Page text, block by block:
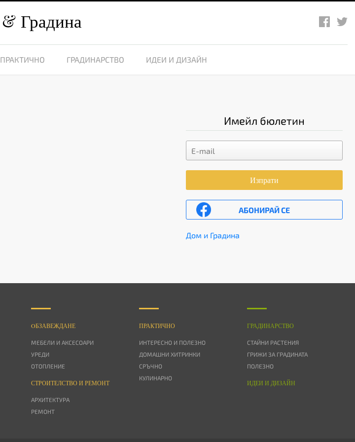
Градина
ПРАКТИЧНО ГРАДИНАРСТВО ИДЕИ И ДИЗАЙН
Имейл бюлетин
Изпрати
АБОНИРАЙ СЕ
Дом и Градина
OБЗАВЕЖДАНЕ
МЕБЕЛИ И АКСЕСОАРИ
УРЕДИ
ОТОПЛЕНИЕ
СТРОИТЕЛСТВО И РЕМОНТ
АРХИТЕКТУРА
РЕМОНТ
ПРАКТИЧНО
ИНТЕРЕСНО И ПОЛЕЗНО
ДОМАШНИ ХИТРИНКИ
СРЪЧНО
КУЛИНАРНО
ГРАДИНАРСТВО
СТАЙНИ РАСТЕНИЯ
ГРИЖИ ЗА ГРАДИНАТА
ПОЛЕЗНО
ИДЕИ И ДИЗАЙН